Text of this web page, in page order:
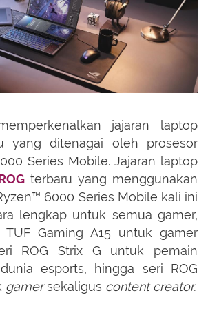
jajaran laptop
yang ditenagai oleh prosesor
Series Mobile. Jajaran laptop
terbaru yang menggunakan
6000 Series Mobile kali ini
lengkap untuk semua gamer,
Gaming A15 untuk gamer
ROG Strix G untuk pemain
esports, hingga seri ROG
gamersekaligus content creator.